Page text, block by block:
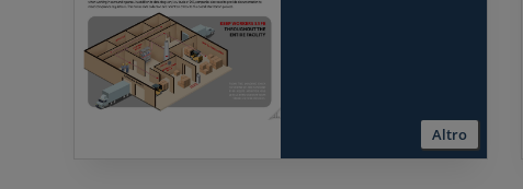
Altro